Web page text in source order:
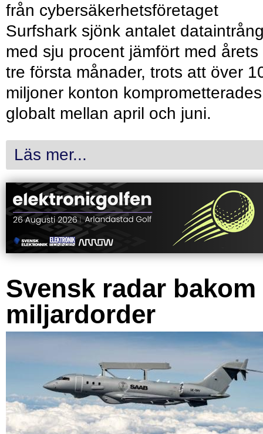
från cybersäkerhetsföretaget
Surfshark sjönk antalet
med sju procent jämfört med årets
tre första månader, trots att över
miljoner konton komprometterades
globalt mellan april och juni.
Läs mer...
Svensk radar bakom
miljardorder